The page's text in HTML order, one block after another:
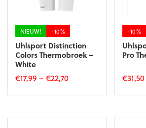
NIEUW! -10%
Uhlsport Distinction
Colors Thermobroek –
White
€17,99 – €22,70
-10%
Pro
€31,50